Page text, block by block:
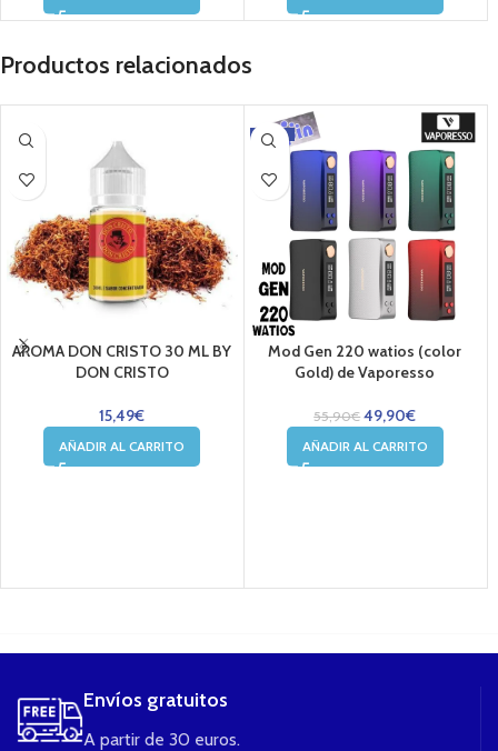
Productos relacionados
AROMA DON CRISTO 30 ML BY
DON CRISTO
15,49€
AÑADIR AL CARRITO
-11%
Mod Gen 220 watios (color
Gold) de Vaporesso
55,90€ 49,90€
AÑADIR AL CARRITO
Envíos gratuitos
A partir de 30 euros.